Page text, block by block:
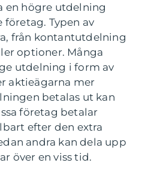
en högre utdelning
Typen av
från kontantutdelning
optioner. Många
utdelning i form av
aktieägarna mer
betalas ut kan
företag betalar
efter den extra
andra kan dela upp
över en viss tid.